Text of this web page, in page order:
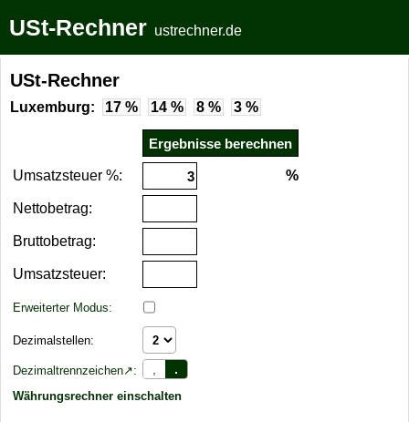
USt-Rechner ustrechner.de
USt-Rechner
Luxemburg: 17 % 14 % 8 % 3 %
Umsatzsteuer %: %
Nettobetrag:
Bruttobetrag:
Umsatzsteuer:
Erweiterter Modus:
Dezimalstellen:
Dezimaltrennzeichen↗: .
Währungsrechner einschalten